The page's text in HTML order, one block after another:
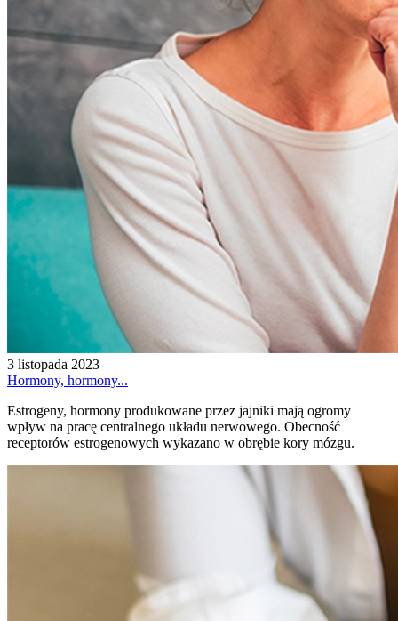
3 listopada 2023
Hormony, hormony...
Estrogeny, hormony produkowane przez jajniki mają ogromy
wpływ na pracę centralnego układu nerwowego. Obecność
receptorów estrogenowych wykazano w obrębie kory mózgu.